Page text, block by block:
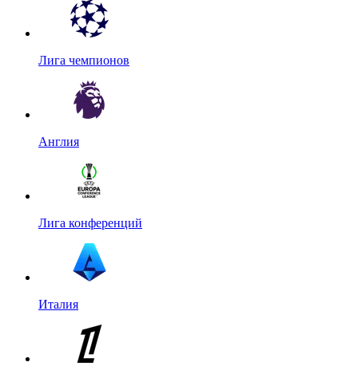
Лига чемпионов
Англия
Лига конференций
Италия